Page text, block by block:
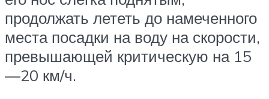
продолжать лететь до намеченного
места посадки на воду на скорости,
превышающей критическую на 15
—20 км/ч.